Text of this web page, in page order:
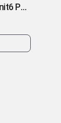
嗨義大利一 Unit6 P86-87